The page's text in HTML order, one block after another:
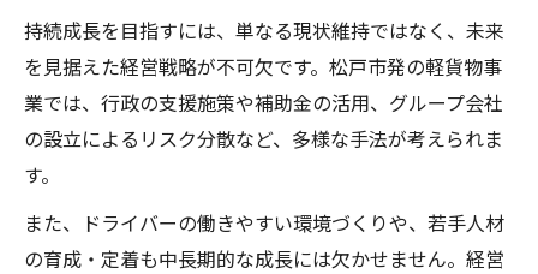
持続成長を目指すには、単なる現状維持ではなく、未来
を見据えた経営戦略が不可欠です。松戸市発の軽貨物事
業では、行政の支援施策や補助金の活用、グループ会社
の設立によるリスク分散など、多様な手法が考えられま
す。
また、ドライバーの働きやすい環境づくりや、若手人材
の育成・定着も中長期的な成長には欠かせません。経営